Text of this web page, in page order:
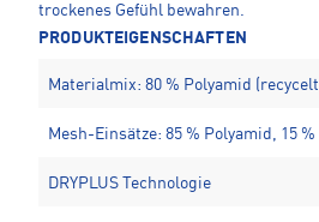
trockenes Gefühl bewahren.
PRODUKTEIGENSCHAFTEN
Materialmix: 80 % Polyamid
Mesh-Einsätze: 85 % Polyamid, 15
DRYPLUS Technologie